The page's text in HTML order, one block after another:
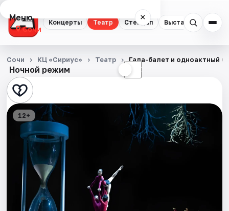
Концерты Театр Стендап Выставки
Меню ×
Сочи
Концерты
Театр
Стендап
Выставки
Квесты
Экскурсии
Спорт
Ночной режим ☾
Сочи КЦ «Сириус» Театр Гала-балет и одноактный
12+